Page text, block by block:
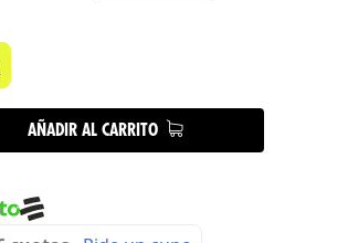
AÑADIR AL CARRITO